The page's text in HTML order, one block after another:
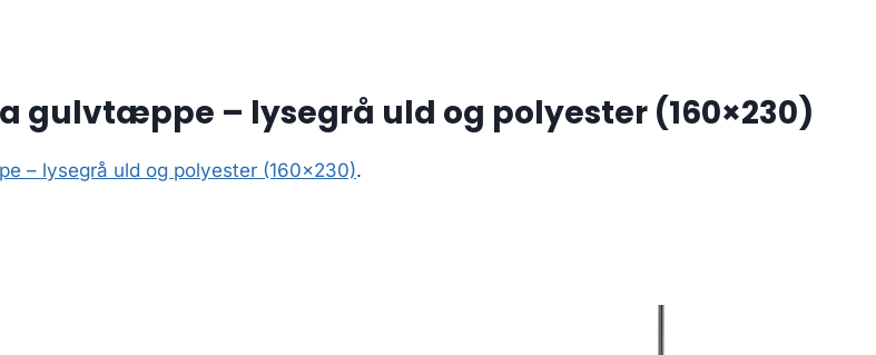
gulvtæppe – lysegrå uld og polyester (160×230)
– lysegrå uld og polyester (160×230).